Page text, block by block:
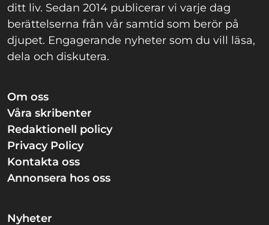
ditt liv. Sedan 2014 publicerar vi varje dag
berättelserna från vår samtid som berör på
djupet. Engagerande nyheter som du vill läsa,
dela och diskutera.
Om oss
Våra skribenter
Redaktionell policy
Privacy Policy
Kontakta oss
Annonsera hos oss
Nyheter